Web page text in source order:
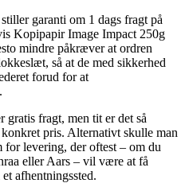
garanti om 1 dags fragt på
Kopipapir Image Impact 250g
mindre påkræver at ordren
så at de med sikkerhed
forud for at
gratis fragt, men tit er det så
pris. Alternativt skulle man
for levering, der oftest – om du
eller Aars – vil være at få
afhentningssted.